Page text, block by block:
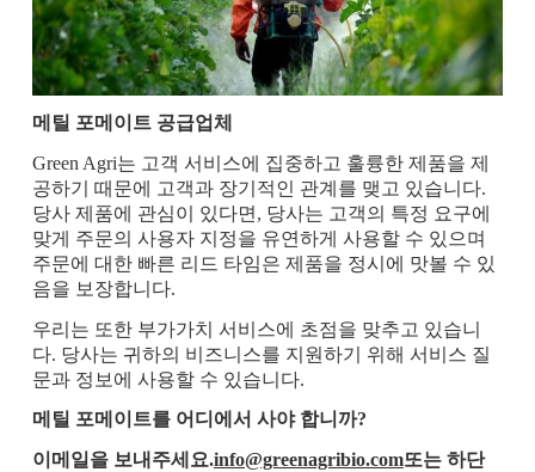
메틸 포메이트 공급업체
Green Agri는 고객 서비스에 집중하고 훌륭한 제품을 제
공하기 때문에 고객과 장기적인 관계를 맺고 있습니다.
당사 제품에 관심이 있다면, 당사는 고객의 특정 요구에
맞게 주문의 사용자 지정을 유연하게 사용할 수 있으며
주문에 대한 빠른 리드 타임은 제품을 정시에 맛볼 수 있
음을 보장합니다.
우리는 또한 부가가치 서비스에 초점을 맞추고 있습니
다. 당사는 귀하의 비즈니스를 지원하기 위해 서비스 질
문과 정보에 사용할 수 있습니다.
메틸 포메이트를 어디에서 사야 합니까?
이메일을 보내주세요.info@greenagribio.com또는 하단